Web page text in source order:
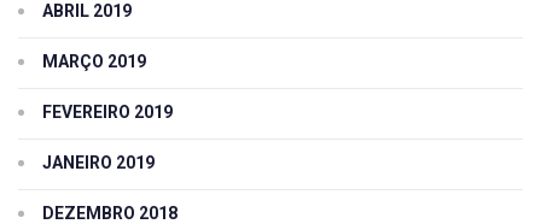
ABRIL 2019
MARÇO 2019
FEVEREIRO 2019
JANEIRO 2019
DEZEMBRO 2018